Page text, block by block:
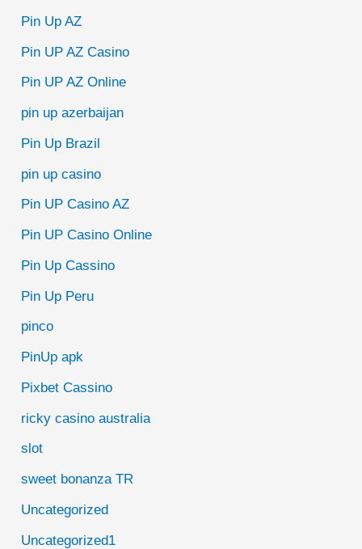
Pin Up AZ
Pin UP AZ Casino
Pin UP AZ Online
pin up azerbaijan
Pin Up Brazil
pin up casino
Pin UP Casino AZ
Pin UP Casino Online
Pin Up Cassino
Pin Up Peru
pinco
PinUp apk
Pixbet Cassino
ricky casino australia
slot
sweet bonanza TR
Uncategorized
Uncategorized1